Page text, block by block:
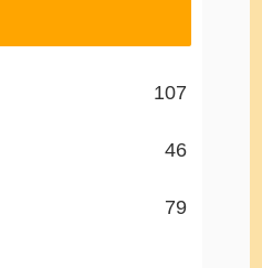
107
46
79